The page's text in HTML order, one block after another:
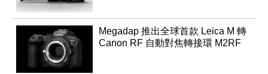
Megadap 推出全球首款 Leica M 轉
Canon RF 自動對焦轉接環 M2RF